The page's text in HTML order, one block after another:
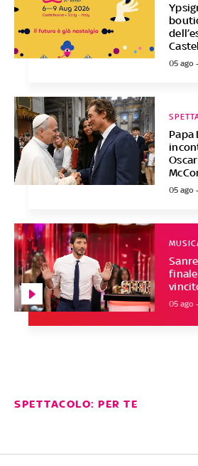
05 ago
Papa
05 ago
finale
05 ago
SPETTACOLO: PER TE